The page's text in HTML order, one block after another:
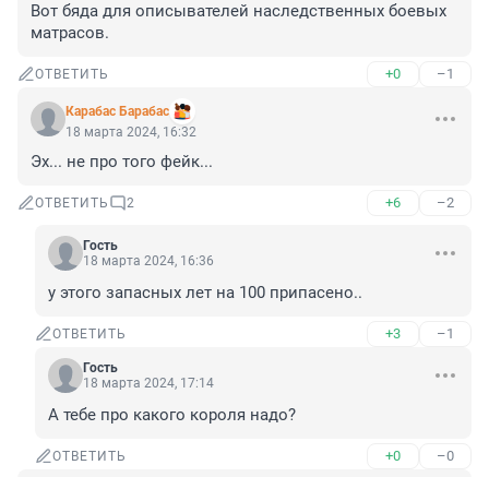
Вот бяда для описывателей наследственных боевых
матрасов.
ОТВЕТИТЬ +0 –1
Карабас Барабас
18 марта 2024, 16:32
Эх... не про того фейк...
ОТВЕТИТЬ 2 +6 –2
Гость
18 марта 2024, 16:36
у этого запасных лет на 100 припасено..
ОТВЕТИТЬ +3 –1
Гость
18 марта 2024, 17:14
А тебе про какого короля надо?
ОТВЕТИТЬ +0 –0